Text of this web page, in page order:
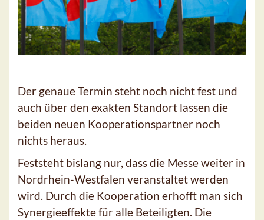
Der genaue Termin steht noch nicht fest und
auch über den exakten Standort lassen die
beiden neuen Kooperationspartner noch
nichts heraus.
Feststeht bislang nur, dass die Messe weiter in
Nordrhein-Westfalen veranstaltet werden
wird. Durch die Kooperation erhofft man sich
Synergieeffekte für alle Beteiligten. Die